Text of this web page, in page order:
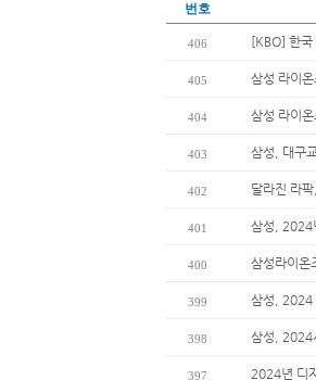
번호
406 [KBO] 한국
405 삼성 라이
404 삼성 라이
403 삼성, 대구
402 달라진 라
401 삼성, 2024
400 삼성라이온
399 삼성, 2024
398 삼성, 2024
397 2024년 디